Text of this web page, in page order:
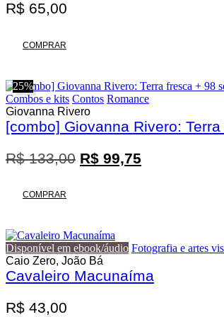
R$ 65,00
COMPRAR
25%
Combos e kits Contos Romance
Giovanna Rivero
[combo] Giovanna Rivero:
R$133,00 O
R$ 99,75
COMPRAR
Disponível em ebook/áudio Fotografia e artes
Caio Zero, João Bá
Cavaleiro Macunaíma
R$ 43,00